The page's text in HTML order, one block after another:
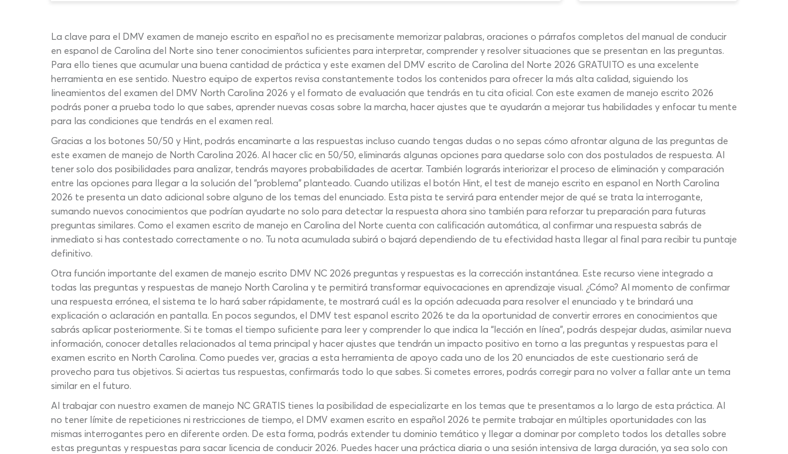
La clave para el DMV examen de manejo escrito en español no es precisamente memorizar palabras, oraciones o párrafos completos del manual de conducir
en espanol de Carolina del Norte sino tener conocimientos suficientes para interpretar, comprender y resolver situaciones que se presentan en las preguntas.
Para ello tienes que acumular una buena cantidad de práctica y este examen del DMV escrito de Carolina del Norte 2026 GRATUITO es una excelente
herramienta en ese sentido. Nuestro equipo de expertos revisa constantemente todos los contenidos para ofrecer la más alta calidad, siguiendo los
lineamientos del examen del DMV North Carolina 2026 y el formato de evaluación que tendrás en tu cita oficial. Con este examen de manejo escrito 2026
podrás poner a prueba todo lo que sabes, aprender nuevas cosas sobre la marcha, hacer ajustes que te ayudarán a mejorar tus habilidades y enfocar tu mente
para las condiciones que tendrás en el examen real.
Gracias a los botones 50/50 y Hint, podrás encaminarte a las respuestas incluso cuando tengas dudas o no sepas cómo afrontar alguna de las preguntas de
este examen de manejo de North Carolina 2026. Al hacer clic en 50/50, eliminarás algunas opciones para quedarse solo con dos postulados de respuesta. Al
tener solo dos posibilidades para analizar, tendrás mayores probabilidades de acertar. También lograrás interiorizar el proceso de eliminación y comparación
entre las opciones para llegar a la solución del “problema” planteado. Cuando utilizas el botón Hint, el test de manejo escrito en espanol en North Carolina
2026 te presenta un dato adicional sobre alguno de los temas del enunciado. Esta pista te servirá para entender mejor de qué se trata la interrogante,
sumando nuevos conocimientos que podrían ayudarte no solo para detectar la respuesta ahora sino también para reforzar tu preparación para futuras
preguntas similares. Como el examen escrito de manejo en Carolina del Norte cuenta con calificación automática, al confirmar una respuesta sabrás de
inmediato si has contestado correctamente o no. Tu nota acumulada subirá o bajará dependiendo de tu efectividad hasta llegar al final para recibir tu puntaje
definitivo.
Otra función importante del examen de manejo escrito DMV NC 2026 preguntas y respuestas es la corrección instantánea. Este recurso viene integrado a
todas las preguntas y respuestas de manejo North Carolina y te permitirá transformar equivocaciones en aprendizaje visual. ¿Cómo? Al momento de confirmar
una respuesta errónea, el sistema te lo hará saber rápidamente, te mostrará cuál es la opción adecuada para resolver el enunciado y te brindará una
explicación o aclaración en pantalla. En pocos segundos, el DMV test espanol escrito 2026 te da la oportunidad de convertir errores en conocimientos que
sabrás aplicar posteriormente. Si te tomas el tiempo suficiente para leer y comprender lo que indica la “lección en línea”, podrás despejar dudas, asimilar nueva
información, conocer detalles relacionados al tema principal y hacer ajustes que tendrán un impacto positivo en torno a las preguntas y respuestas para el
examen escrito en North Carolina. Como puedes ver, gracias a esta herramienta de apoyo cada uno de los 20 enunciados de este cuestionario será de
provecho para tus objetivos. Si aciertas tus respuestas, confirmarás todo lo que sabes. Si cometes errores, podrás corregir para no volver a fallar ante un tema
similar en el futuro.
Al trabajar con nuestro examen de manejo NC GRATIS tienes la posibilidad de especializarte en los temas que te presentamos a lo largo de esta práctica. Al
no tener límite de repeticiones ni restricciones de tiempo, el DMV examen escrito en español 2026 te permite trabajar en múltiples oportunidades con las
mismas interrogantes pero en diferente orden. De esta forma, podrás extender tu dominio temático y llegar a dominar por completo todos los detalles sobre
estas preguntas y respuestas para sacar licencia de conducir 2026. Puedes hacer una práctica diaria o una sesión intensiva de larga duración, ya sea solo con